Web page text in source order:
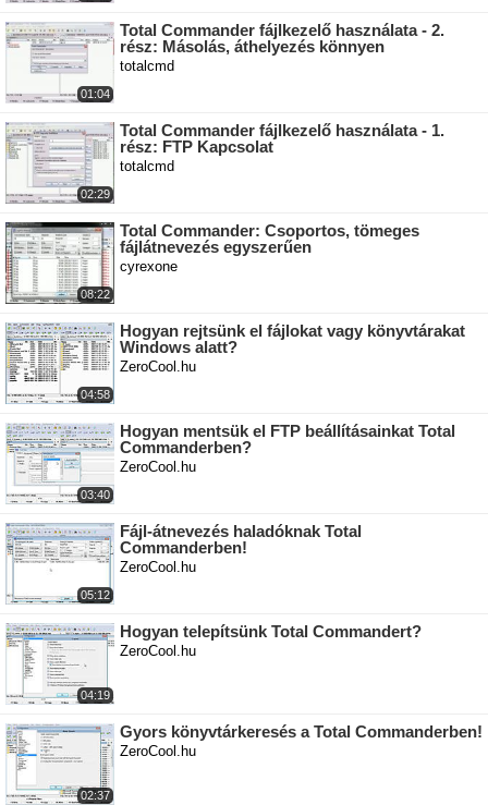
01:04
Total Commander fájlkezelő használata - 2.
rész: Másolás, áthelyezés könnyen
totalcmd
02:29
Total Commander fájlkezelő használata - 1.
rész: FTP Kapcsolat
totalcmd
08:22
Total Commander: Csoportos, tömeges
fájlátnevezés egyszerűen
cyrexone
04:58
Hogyan rejtsünk el fájlokat vagy könyvtárakat
Windows alatt?
ZeroCool.hu
03:40
Hogyan mentsük el FTP beállításainkat Total
Commanderben?
ZeroCool.hu
05:12
Fájl-átnevezés haladóknak Total
Commanderben!
ZeroCool.hu
04:19
Hogyan telepítsünk Total Commandert?
ZeroCool.hu
02:37
Gyors könyvtárkeresés a Total Commanderben!
ZeroCool.hu